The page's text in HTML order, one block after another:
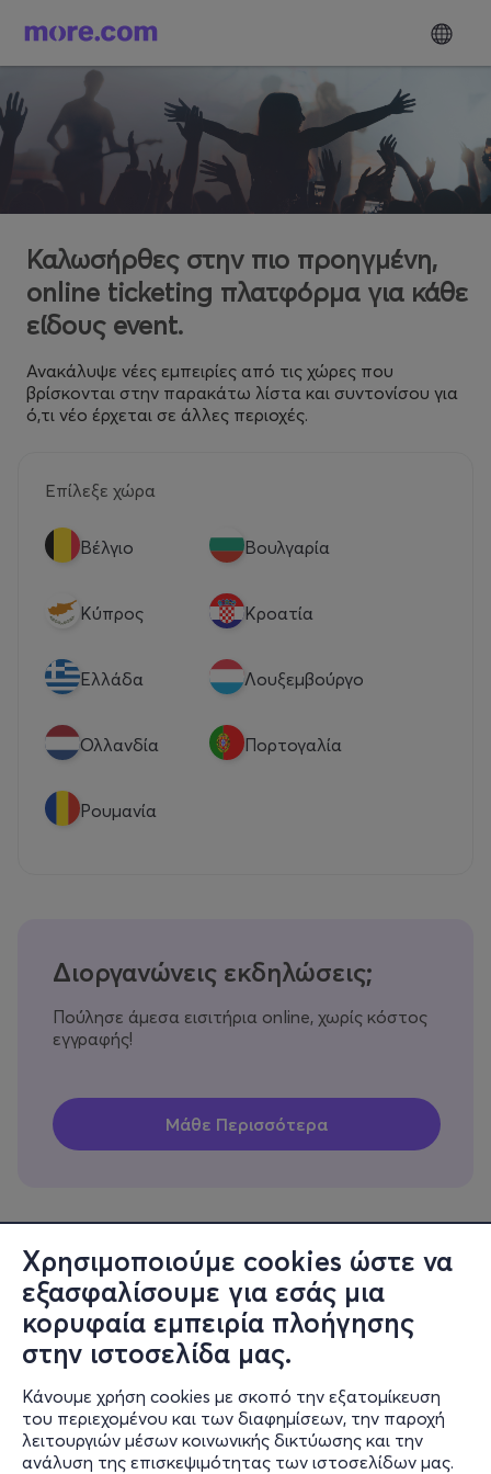
Χρησιμοποιούμε cookies ώστε να
εξασφαλίσουμε για εσάς μια
κορυφαία εμπειρία πλοήγησης
στην ιστοσελίδα μας.
Κάνουμε χρήση cookies με σκοπό την εξατομίκευση
του περιεχομένου και των διαφημίσεων, την παροχή
λειτουργιών μέσων κοινωνικής δικτύωσης και την
ανάλυση της επισκεψιμότητας των ιστοσελίδων μας.
Καλωσήρθες στην πιο προηγμένη,
online ticketing πλατφόρμα για κάθε
είδους event.
Ανακάλυψε νέες εμπειρίες από τις χώρες που
βρίσκονται στην παρακάτω λίστα και συντονίσου για
ό,τι νέο έρχεται σε άλλες περιοχές.
Επίλεξε χώρα
Βέλγιο Βουλγαρία
Κύπρος Κροατία
Eλλάδα Λουξεμβούργο
Ολλανδία Πορτογαλία
Ρουμανία
Διοργανώνεις εκδηλώσεις;
Πούλησε άμεσα εισιτήρια online, χωρίς κόστος
εγγραφής!
Πληροφορίες
Υποστήριξη
Stay Connected